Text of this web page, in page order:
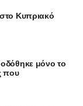
Κυπριακό
μόνο το
που